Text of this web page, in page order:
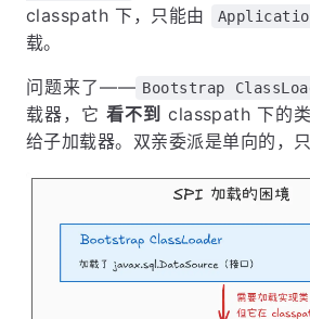
classpath 下，只能由
载。
问题来了—— Bootstrap
载器，它看不到 classpath 下的
给子加载器。双亲委派是单向的，只